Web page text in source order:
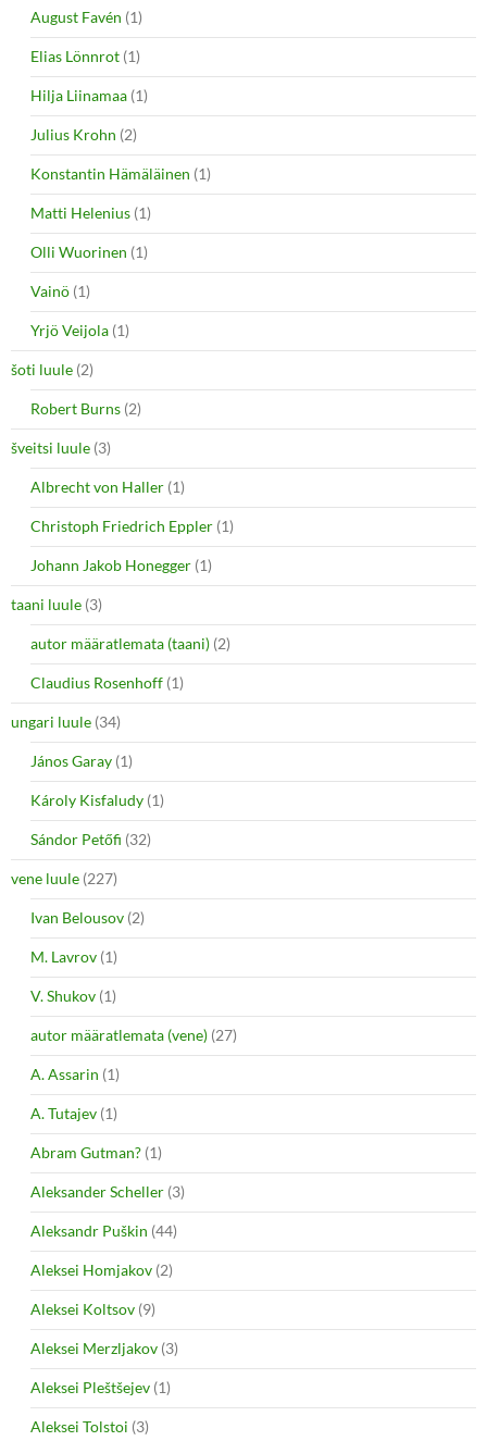
August Favén (1)
Elias Lönnrot (1)
Hilja Liinamaa (1)
Julius Krohn (2)
Konstantin Hämäläinen (1)
Matti Helenius (1)
Olli Wuorinen (1)
Vainö (1)
Yrjö Veijola (1)
šoti luule (2)
Robert Burns (2)
šveitsi luule (3)
Albrecht von Haller (1)
Christoph Friedrich Eppler (1)
Johann Jakob Honegger (1)
taani luule (3)
autor määratlemata (taani) (2)
Claudius Rosenhoff (1)
ungari luule (34)
János Garay (1)
Károly Kisfaludy (1)
Sándor Petőfi (32)
vene luule (227)
Ivan Belousov (2)
M. Lavrov (1)
V. Shukov (1)
autor määratlemata (vene) (27)
A. Assarin (1)
A. Tutajev (1)
Abram Gutman? (1)
Aleksander Scheller (3)
Aleksandr Puškin (44)
Aleksei Homjakov (2)
Aleksei Koltsov (9)
Aleksei Merzljakov (3)
Aleksei Pleštšejev (1)
Aleksei Tolstoi (3)